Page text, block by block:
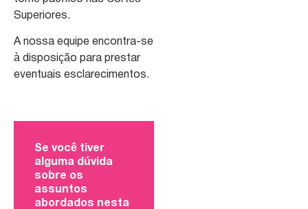
Superiores.
A nossa equipe encontra-se
à disposição para prestar
eventuais esclarecimentos.
Se você tiver
alguma dúvida
sobre os
assuntos
abordados nesta